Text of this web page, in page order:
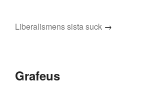
Liberalismens sista suck →
Grafeus